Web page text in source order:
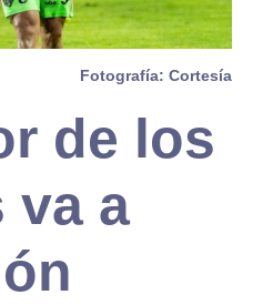
Fotografía: Cortesía
de los
va a